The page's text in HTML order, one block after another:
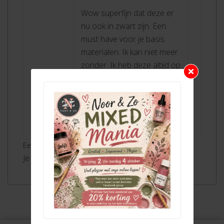
Wow superfijn dat deze er
nu ook in zwart zijn. Een
must have voor je basis
materialen. Ik kan niet meer
zonder. Ik heb deze altijd op
bestel ik deze weer in de
tikkie live
Een review toevoegen Reactie annuleren
Je moet ingelogd zijn om een review te plaatsen.